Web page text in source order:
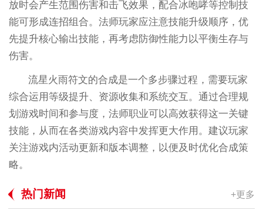
放时会产生范围伤害和击飞效果，配合冰咆哮等控制技
能可形成连招组合。法师玩家应注意技能升级顺序，优
先提升核心输出技能，再考虑防御性能力以平衡生存与
伤害。
流星火雨符文的合成是一个多步骤过程，需要玩家
综合运用等级提升、资源收集和系统交互。通过合理规
划游戏时间和参与度，法师职业可以高效获得这一关键
技能，从而在各类游戏内容中发挥更大作用。建议玩家
关注游戏内活动更新和版本调整，以便及时优化合成策
略。
热门新闻 +更多